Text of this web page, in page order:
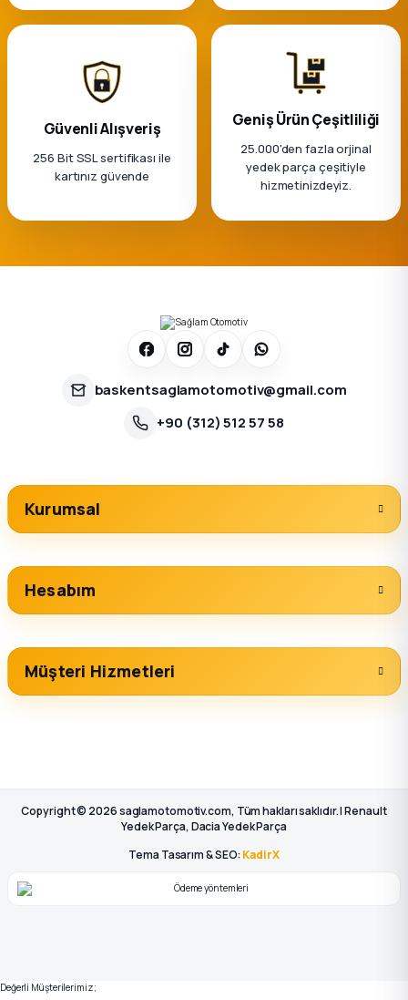
Güvenli Alışveriş
256 Bit SSL sertifikası ile
kartınız güvende
Geniş Ürün Çeşitliliği
25.000'den fazla orjinal
yedek parça çeşitiyle
hizmetinizdeyiz.
baskentsaglamotomotiv@gmail.com
+90 (312) 512 57 58
Kurumsal
Hesabım
Müşteri Hizmetleri
Copyright © 2026 saglamotomotiv.com, Tüm hakları saklıdır. | Renault
Yedek Parça, Dacia Yedek Parça
Tema Tasarım & SEO: KadirX
Değerli Müşterilerimiz;